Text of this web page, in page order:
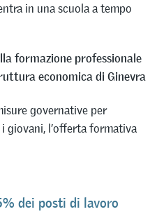
in una scuola a tempo
formazione professionale
economica di Ginevra
governative per
giovani, l’offerta formativa
dei posti di lavoro